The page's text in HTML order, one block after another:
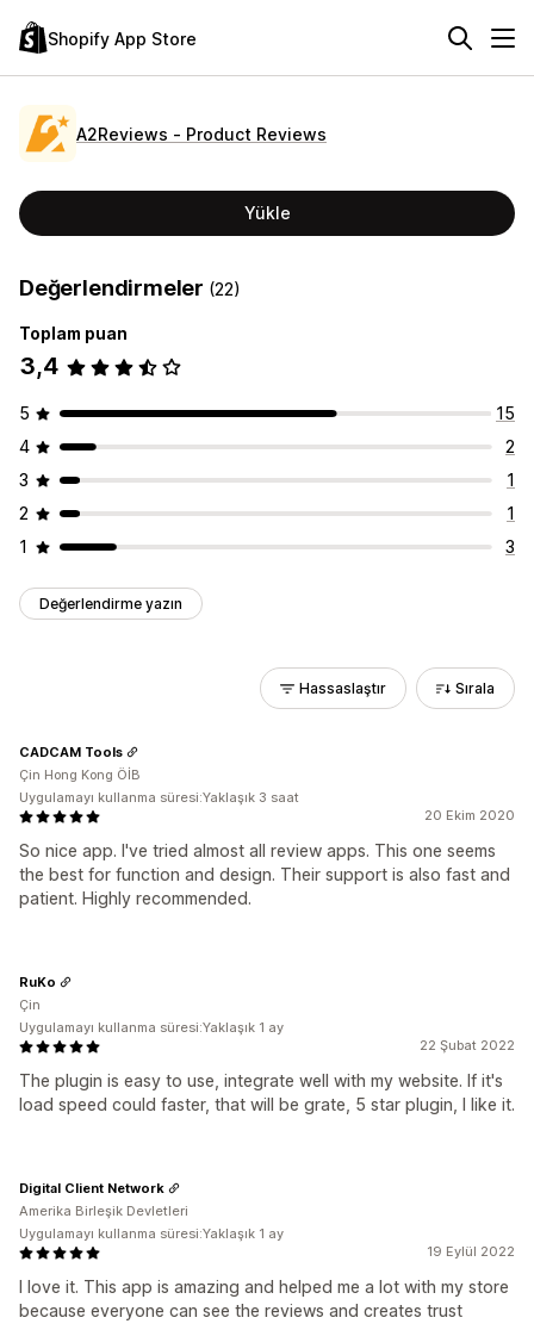
Shopify App Store
A2Reviews ‑ Product Reviews
Yükle
Değerlendirmeler (22)
Toplam puan
3,4
5
15
4
2
3
1
2
1
1
3
Değerlendirme yazın
Hassaslaştır Sırala
20 Ekim 2020
So nice app. I've tried almost all review apps. This one seems
the best for function and design. Their support is also fast and
patient. Highly recommended.
CADCAM Tools
Çin Hong Kong ÖİB
Uygulamayı kullanma süresi:Yaklaşık 3 saat
22 Şubat 2022
The plugin is easy to use, integrate well with my website. If it's
load speed could faster, that will be grate, 5 star plugin, I like it.
RuKo
Çin
Uygulamayı kullanma süresi:Yaklaşık 1 ay
19 Eylül 2022
I love it. This app is amazing and helped me a lot with my store
because everyone can see the reviews and creates trust
Digital Client Network
Amerika Birleşik Devletleri
Uygulamayı kullanma süresi:Yaklaşık 1 ay